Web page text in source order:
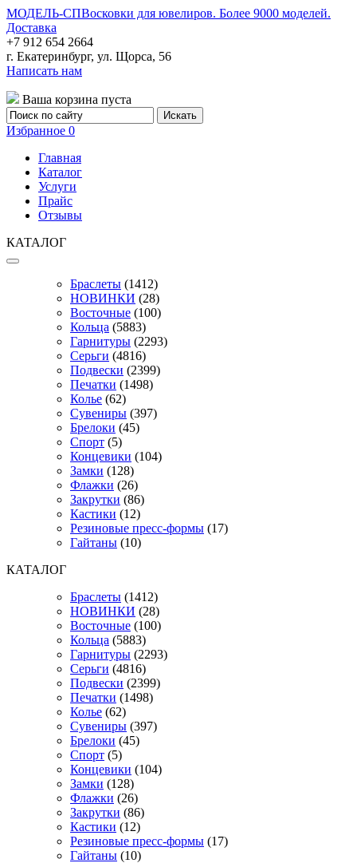
МОДЕЛЬ-СПВосковки для ювелиров. Более 9000 моделей.
Доставка
+7 912 654 2664
г. Екатеринбург, ул. Щорса, 56
Написать нам
Ваша корзина пуста
Избранное 0
Главная
Каталог
Услуги
Прайс
Отзывы
КАТАЛОГ
Браслеты (1412)
НОВИНКИ (28)
Восточные (100)
Кольца (5883)
Гарнитуры (2293)
Серьги (4816)
Подвески (2399)
Печатки (1498)
Колье (62)
Сувениры (397)
Брелоки (45)
Спорт (5)
Концевики (104)
Замки (128)
Флажки (26)
Закрутки (86)
Кастики (12)
Резиновые пресс-формы (17)
Гайтаны (10)
КАТАЛОГ
Браслеты (1412)
НОВИНКИ (28)
Восточные (100)
Кольца (5883)
Гарнитуры (2293)
Серьги (4816)
Подвески (2399)
Печатки (1498)
Колье (62)
Сувениры (397)
Брелоки (45)
Спорт (5)
Концевики (104)
Замки (128)
Флажки (26)
Закрутки (86)
Кастики (12)
Резиновые пресс-формы (17)
Гайтаны (10)